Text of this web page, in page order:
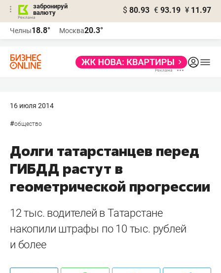
забронируй
валюту
$ 80.93 € 93.19 ¥ 11.97
Челны18.8° Москва20.3°
16 июля 2014
#общество
Долги татарстанцев перед
ГИБДД растут в
геометрической прогрессии
12 тыс. водителей в Татарстане
накопили штрафы по 10 тыс. рублей
и более